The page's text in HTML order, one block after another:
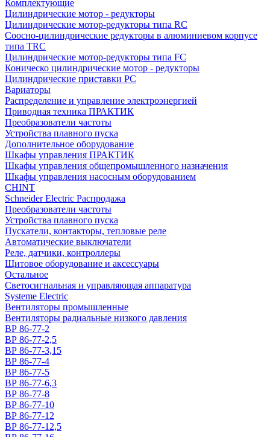
Комплектующие
Цилиндрические мотор - редукторы
Цилиндрические мотор-редукторы типа RC
Соосно-цилиндрические редукторы в алюминиевом корпусе
типа TRC
Цилиндрические мотор-редукторы типа FC
Коническо цилиндрические мотор - редукторы
Цилиндрические приставки PC
Вариаторы
Распределение и управление электроэнергией
Приводная техника ПРАКТИК
Преобразователи частоты
Устройства плавного пуска
Дополнительное оборудование
Шкафы управления ПРАКТИК
Шкафы управления общепромышленного назначения
Шкафы управления насосным оборудованием
CHINT
Schneider Electric Распродажа
Преобразователи частоты
Устройства плавного пуска
Пускатели, контакторы, тепловые реле
Автоматические выключатели
Реле, датчики, контроллеры
Щитовое оборудование и аксессуары
Остальное
Светосигнальная и управляющая аппаратура
Systeme Electric
Вентиляторы промышленные
Вентиляторы радиальные низкого давления
ВР 86-77-2
ВР 86-77-2,5
ВР 86-77-3,15
ВР 86-77-4
ВР 86-77-5
ВР 86-77-6,3
ВР 86-77-8
ВР 86-77-10
ВР 86-77-12
ВР 86-77-12,5